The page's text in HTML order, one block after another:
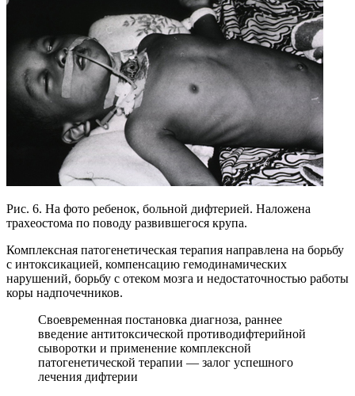
Рис. 6. На фото ребенок, больной дифтерией. Наложена
трахеостома по поводу развившегося крупа.
Комплексная патогенетическая терапия направлена на борьбу
с интоксикацией, компенсацию гемодинамических
нарушений, борьбу с отеком мозга и недостаточностью работы
коры надпочечников.
Своевременная постановка диагноза, раннее
введение антитоксической противодифтерийной
сыворотки и применение комплексной
патогенетической терапии — залог успешного
лечения дифтерии